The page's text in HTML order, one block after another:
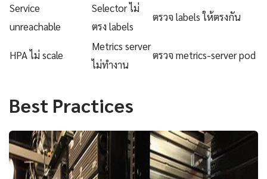
Service
unreachable
Selector ไม่
ตรง labels
ตรวจ labels ให้ตรงกัน
HPA ไม่ scale
Metrics server
ไม่ทำงาน
ตรวจ metrics-server pod
Best Practices